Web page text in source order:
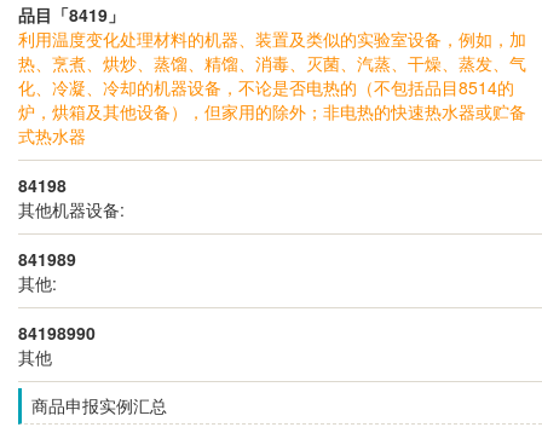
品目「8419」
利用温度变化处理材料的机器、装置及类似的实验室设备，例如，加
热、烹煮、烘炒、蒸馏、精馏、消毒、灭菌、汽蒸、干燥、蒸发、气
化、冷凝、冷却的机器设备，不论是否电热的（不包括品目8514的
炉，烘箱及其他设备），但家用的除外；非电热的快速热水器或贮备
式热水器
84198
其他机器设备:
841989
其他:
84198990
其他
商品申报实例汇总